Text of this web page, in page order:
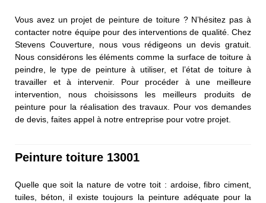
Vous avez un projet de peinture de toiture ? N’hésitez pas à
contacter notre équipe pour des interventions de qualité. Chez
Stevens Couverture, nous vous rédigeons un devis gratuit.
Nous considérons les éléments comme la surface de toiture à
peindre, le type de peinture à utiliser, et l’état de toiture à
travailler et à intervenir. Pour procéder à une meilleure
intervention, nous choisissons les meilleurs produits de
peinture pour la réalisation des travaux. Pour vos demandes
de devis, faites appel à notre entreprise pour votre projet.
Peinture toiture 13001
Quelle que soit la nature de votre toit : ardoise, fibro ciment,
tuiles, béton, il existe toujours la peinture adéquate pour la